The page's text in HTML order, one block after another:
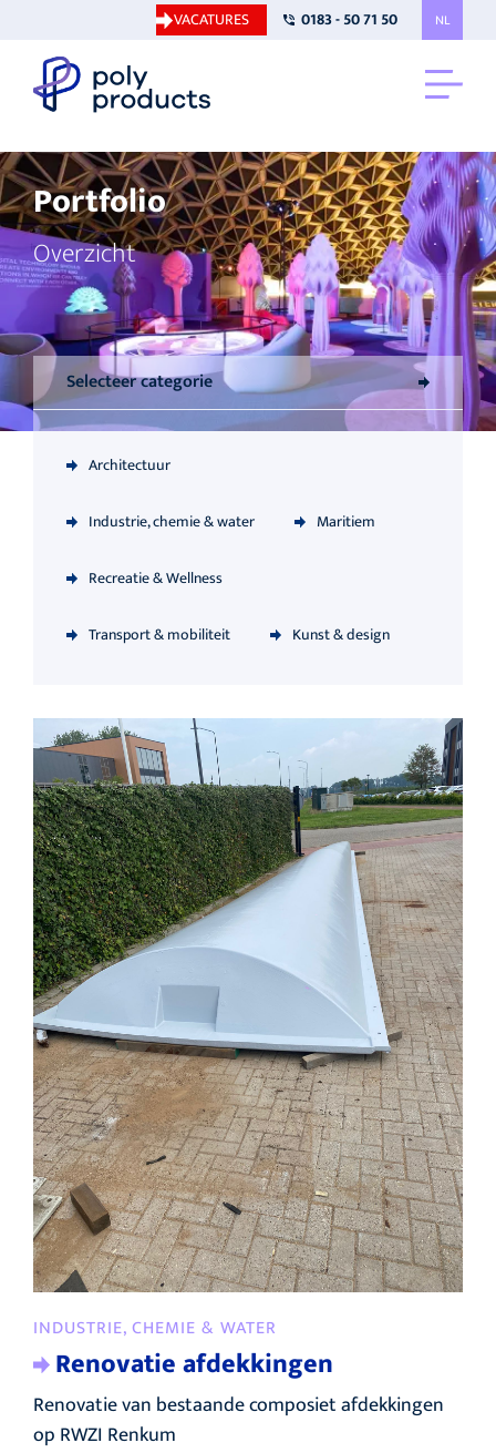
VACATURES 0183 - 50 71 50 NL
Portfolio
Overzicht
Selecteer categorie
Architectuur
Industrie, chemie & water Maritiem
Recreatie & Wellness
Transport & mobiliteit Kunst & design
INDUSTRIE, CHEMIE & WATER
Renovatie afdekkingen
Renovatie van bestaande composiet afdekkingen
op RWZI Renkum